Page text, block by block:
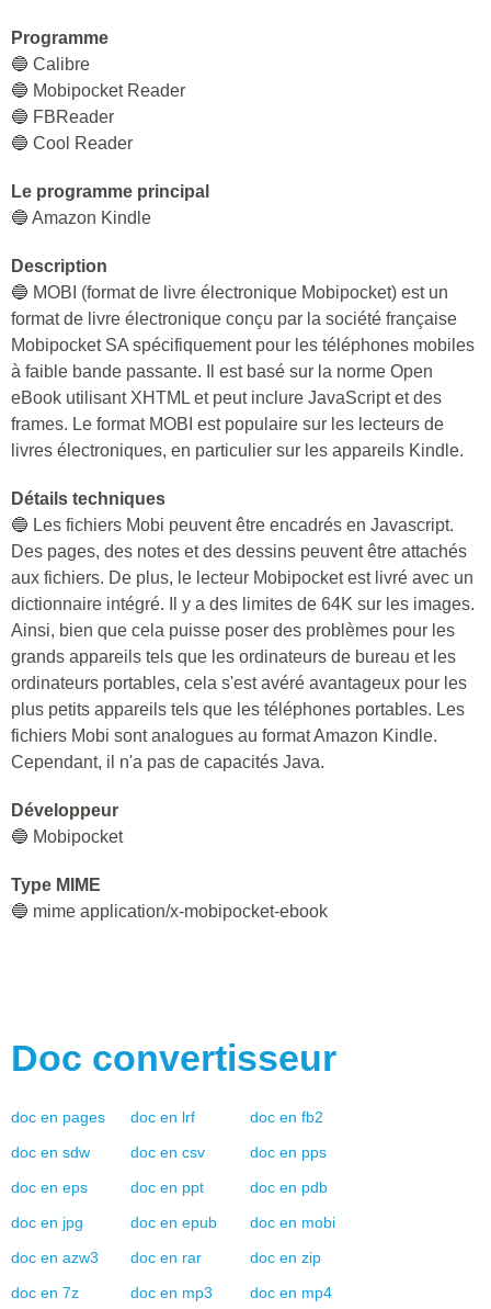
Programme
🔵 Calibre
🔵 Mobipocket Reader
🔵 FBReader
🔵 Cool Reader
Le programme principal
🔵 Amazon Kindle
Description
🔵 MOBI (format de livre électronique Mobipocket) est un
format de livre électronique conçu par la société française
Mobipocket SA spécifiquement pour les téléphones mobiles
à faible bande passante. Il est basé sur la norme Open
eBook utilisant XHTML et peut inclure JavaScript et des
frames. Le format MOBI est populaire sur les lecteurs de
livres électroniques, en particulier sur les appareils Kindle.
Détails techniques
🔵 Les fichiers Mobi peuvent être encadrés en Javascript.
Des pages, des notes et des dessins peuvent être attachés
aux fichiers. De plus, le lecteur Mobipocket est livré avec un
dictionnaire intégré. Il y a des limites de 64K sur les images.
Ainsi, bien que cela puisse poser des problèmes pour les
grands appareils tels que les ordinateurs de bureau et les
ordinateurs portables, cela s'est avéré avantageux pour les
plus petits appareils tels que les téléphones portables. Les
fichiers Mobi sont analogues au format Amazon Kindle.
Cependant, il n'a pas de capacités Java.
Développeur
🔵 Mobipocket
Type MIME
🔵 mime application/x-mobipocket-ebook
Doc convertisseur
doc en pages doc en lrf doc en fb2
doc en sdw doc en csv doc en pps
doc en eps doc en ppt doc en pdb
doc en jpg doc en epub doc en mobi
doc en azw3 doc en rar doc en zip
doc en 7z doc en mp3 doc en mp4